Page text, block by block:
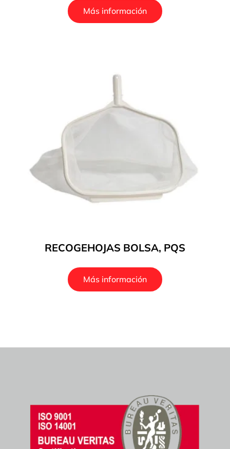
Más información
RECOGEHOJAS BOLSA, PQS
Más información